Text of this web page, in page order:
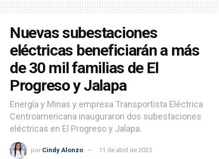
Nuevas subestaciones
eléctricas beneficiarán a más
de 30 mil familias de El
Progreso y Jalapa
Energía y Minas y empresa Transportista Eléctrica
Centroamericana inauguraron dos subestaciones
eléctricas en El Progreso y Jalapa.
por Cindy Alonzo 11 de abril de 2025